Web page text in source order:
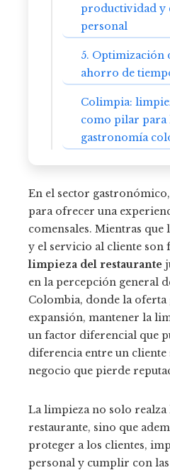
productividad y
personal
5. Optimización
ahorro de
Colimpia:
como pilar para
gastronomía
En el sector
para ofrecer una
comensales. Mientras que
y el servicio al cliente son
limpieza del restaurante
en la percepción general
Colombia, donde la oferta
expansión, mantener la
un factor diferencial que
diferencia entre un cliente
negocio que pierde
La limpieza no solo realza
restaurante, sino que
proteger a los clientes,
personal y cumplir con